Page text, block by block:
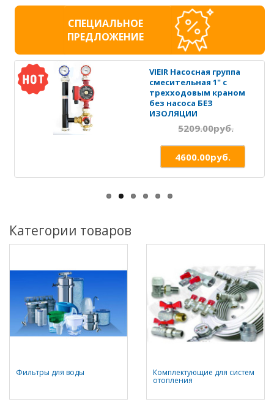
СПЕЦИАЛЬНОЕ
ПРЕДЛОЖЕНИЕ
VIEIR Насосная группа
смесительная 1" с
трехходовым краном
без насоса БЕЗ
ИЗОЛЯЦИИ
5209.00руб.
4600.00руб.
Категории товаров
Фильтры для воды Комплектующие для систем
отопления